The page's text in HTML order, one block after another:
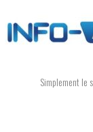
to
content
Simplement le